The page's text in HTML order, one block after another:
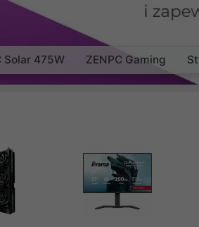
Solar 475W ZENPC Gaming